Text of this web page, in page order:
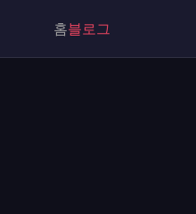
홈블로그